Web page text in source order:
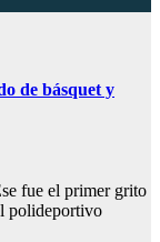
de básquet y
fue el primer grito
polideportivo